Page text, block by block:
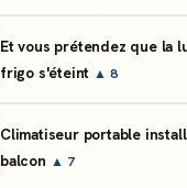
Et vous prétendez que la
frigo s'éteint ▲ 8
Climatiseur portable
balcon ▲ 7